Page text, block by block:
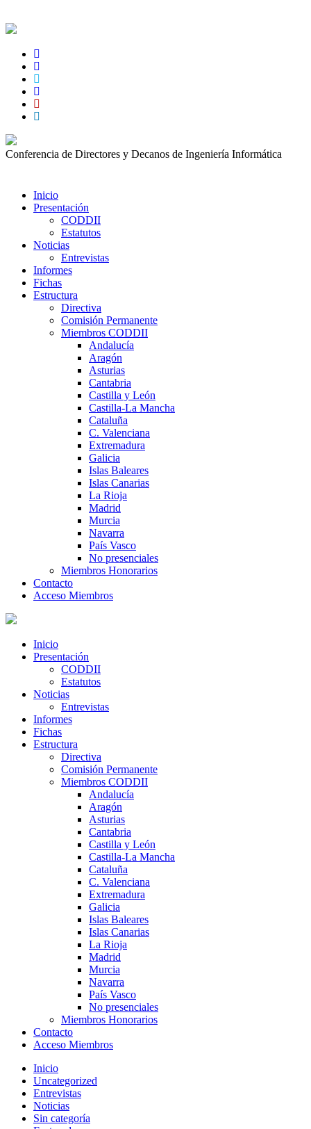
Conferencia de Directores y Decanos de Ingeniería Informática
Inicio
Presentación
CODDII
Estatutos
Noticias
Entrevistas
Informes
Fichas
Estructura
Directiva
Comisión Permanente
Miembros CODDII
Andalucía
Aragón
Asturias
Cantabria
Castilla y León
Castilla-La Mancha
Cataluña
C. Valenciana
Extremadura
Galicia
Islas Baleares
Islas Canarias
La Rioja
Madrid
Murcia
Navarra
País Vasco
No presenciales
Miembros Honorarios
Contacto
Acceso Miembros
Inicio
Presentación
CODDII
Estatutos
Noticias
Entrevistas
Informes
Fichas
Estructura
Directiva
Comisión Permanente
Miembros CODDII
Andalucía
Aragón
Asturias
Cantabria
Castilla y León
Castilla-La Mancha
Cataluña
C. Valenciana
Extremadura
Galicia
Islas Baleares
Islas Canarias
La Rioja
Madrid
Murcia
Navarra
País Vasco
No presenciales
Miembros Honorarios
Contacto
Acceso Miembros
Inicio
Uncategorized
Entrevistas
Noticias
Sin categoría